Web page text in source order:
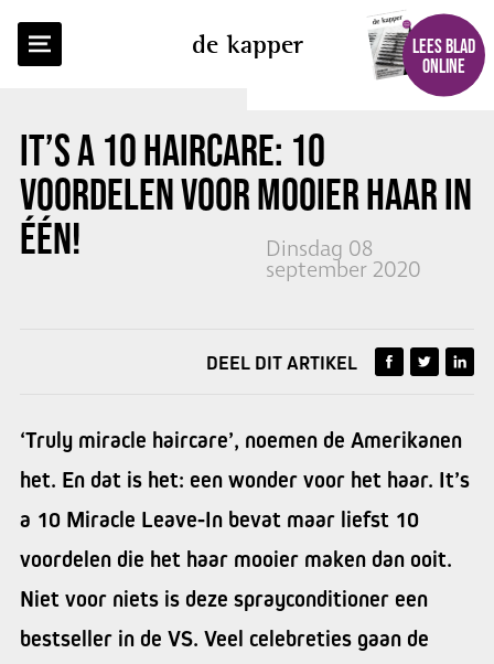
de kapper
LEES BLAD
ONLINE
IT’S A 10 HAIRCARE: 10
VOORDELEN VOOR MOOIER HAAR IN
ÉÉN!
Dinsdag 08
september 2020
TERUG NAAR OVERZICHT
DEEL DIT ARTIKEL
‘Truly miracle haircare’, noemen de Amerikanen
het. En dat is het: een wonder voor het haar. It’s
a 10 Miracle Leave-In bevat maar liefst 10
voordelen die het haar mooier maken dan ooit.
Niet voor niets is deze sprayconditioner een
bestseller in de VS. Veel celebreties gaan de